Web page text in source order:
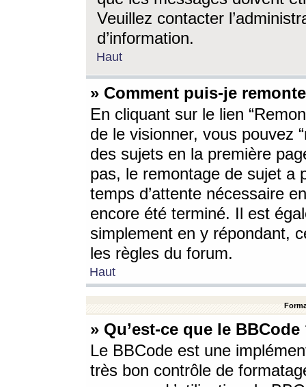
Veuillez contacter
d’information.
Haut
» Comment puis-je
En cliquant sur le lien
de le visionner, vous pouvez
des sujets en la première
pas, le remontage de sujet a
temps d’attente nécessaire
encore été terminé. Il est
simplement en y répondant,
les règles du forum.
Haut
» Qu’est-ce que le BBCode
Le BBCode est une
très bon contrôle de